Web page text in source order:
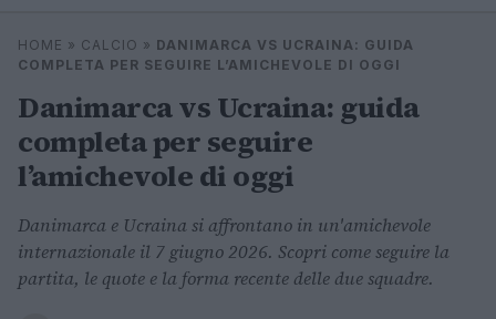
Cerca
HOME » CALCIO » DANIMARCA VS UCRAINA: GUIDA
COMPLETA PER SEGUIRE L’AMICHEVOLE DI OGGI
Danimarca vs Ucraina: guida
completa per seguire
l’amichevole di oggi
Danimarca e Ucraina si affrontano in un'amichevole
internazionale il 7 giugno 2026. Scopri come seguire la
partita, le quote e la forma recente delle due squadre.